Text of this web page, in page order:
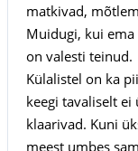
matkivad,
Muidugi, kui ema
on valesti teinud.
Külalistel on ka
keegi tavaliselt
klaarivad. Kuni
meest umbes